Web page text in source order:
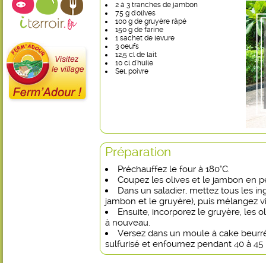
2 à 3 tranches de jambon
75 g d'olives
100 g de gruyère râpé
150 g de farine
1 sachet de levure
3 oeufs
12,5 cl de lait
10 cl d'huile
Sel, poivre
Préparation
Préchauffez le four à 180°C.
Coupez les olives et le jambon en
Dans un saladier, mettez tous les
jambon et le gruyère), puis mélangez
Ensuite, incorporez le gruyère, les
à nouveau.
Versez dans un moule à cake
sulfurisé et enfournez pendant 40 à 45